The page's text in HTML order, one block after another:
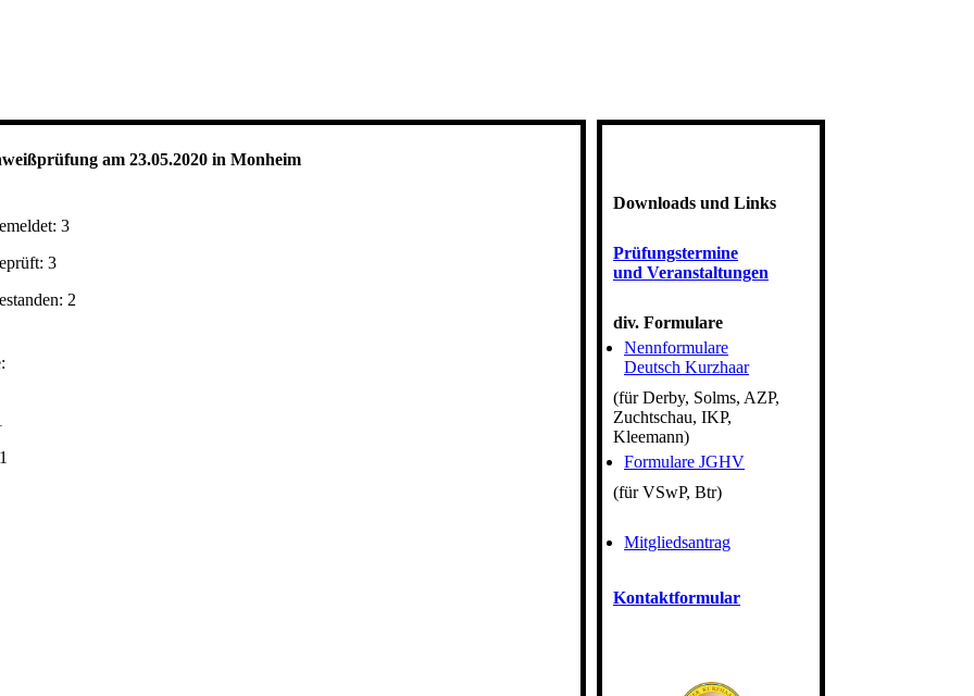
am 23.05.2020 in Monheim
3
3
2
Downloads und Links
Prüfungstermine
und Veranstaltungen
div. Formulare
Nennformulare
Deutsch Kurzhaar
(für Derby, Solms, AZP,
Zuchtschau, IKP,
Kleemann)
Formulare JGHV
(für VSwP, Btr)
Mitgliedsantrag
Kontaktformular